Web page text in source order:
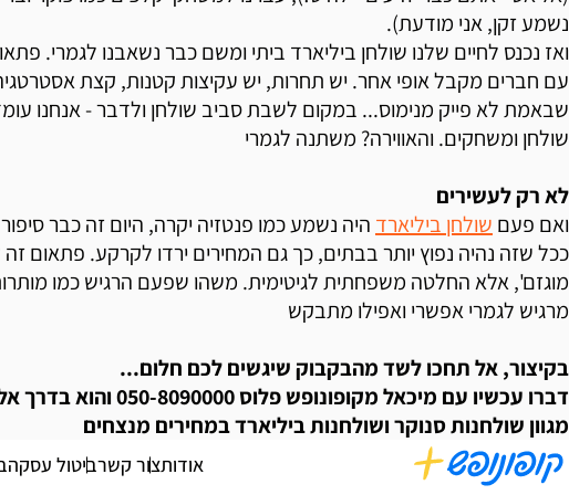
נשמע זקן, אני מודעת).
ואז נכנס לחיים שלנו שולחן ביליארד ביתי ומשם כבר נשאבנו לגמרי.
עם חברים מקבל אופי אחר. יש תחרות, יש עקיצות קטנות, קצת
שבאמת לא פייק מנימוס... במקום לשבת סביב שולחן ולדבר - אנחנו
שולחן ומשחקים. והאווירה? משתנה לגמרי
לא רק לעשירים
ואם פעם שולחן ביליארד היה נשמע כמו פנטזיה יקרה, היום זה כבר
ככל שזה נהיה נפוץ יותר בבתים, כך גם המחירים ירדו לקרקע. פתאום
מוגזם', אלא החלטה משפחתית לגיטימית. משהו שפעם הרגיש כמו
מרגיש לגמרי אפשרי ואפילו מתבקש
בקיצור, אל תחכו לשד מהבקבוק שיגשים לכם חלום...
דברו עכשיו עם מיכאל מקופונופש פלוס 050-
מגוון שולחנות סנוקר ושולחנות ביליארד במחירים מנצחים
אודותצור קשרביטול עסקה